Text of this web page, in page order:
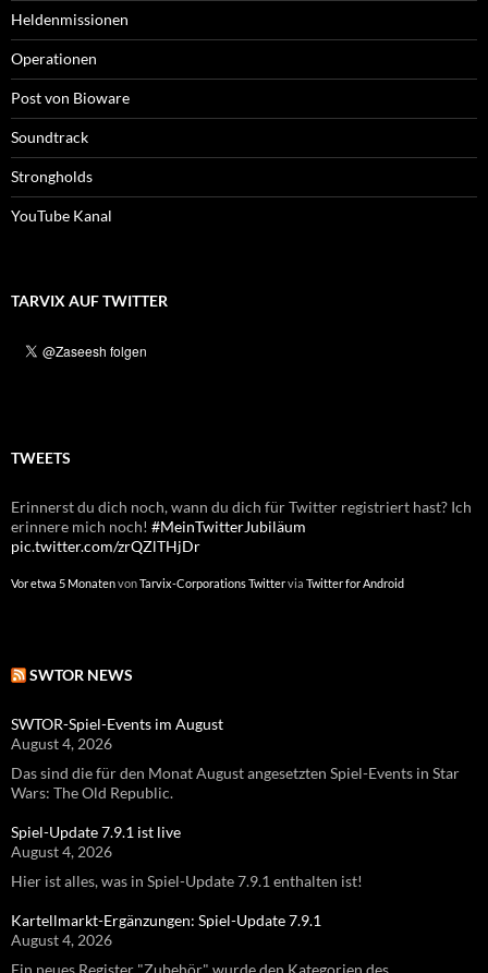
Heldenmissionen
Operationen
Post von Bioware
Soundtrack
Strongholds
YouTube Kanal
TARVIX AUF TWITTER
TWEETS
Erinnerst du dich noch, wann du dich für Twitter registriert hast? Ich
erinnere mich noch! #MeinTwitterJubiläum
pic.twitter.com/zrQZlTHjDr
Vor etwa 5 MonatenvonTarvix-Corporations Twittervia Twitter for Android
Erinnerst du dich noch, wann du dich für Twitter registriert hast? Ich
erinnere mich noch! #MeinTwitterJubiläum
pic.twitter.com/GITNW4yvgL
Vor etwa einem JahrvonTarvix-Corporations TwitterviaTwitter for Android
SWTOR NEWS
SWTOR-Spiel-Events im August
August 4, 2026
Das sind die für den Monat August angesetzten Spiel-Events in Star
Wars: The Old Republic.
Spiel-Update 7.9.1 ist live
August 4, 2026
Hier ist alles, was in Spiel-Update 7.9.1 enthalten ist!
Kartellmarkt-Ergänzungen: Spiel-Update 7.9.1
August 4, 2026